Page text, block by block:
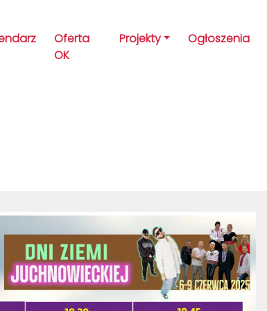
Oferta
OK
Projekty Ogłoszenia